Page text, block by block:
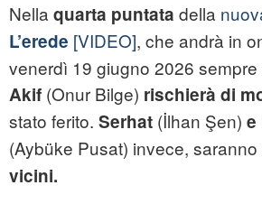
Nella quarta puntata della
L’erede [VIDEO], che andrà in
venerdì 19 giugno 2026
Akif (Onur Bilge) rischierà di
stato ferito. Serhat (İlhan Şen) e
(Aybüke Pusat) invece, saranno
vicini.